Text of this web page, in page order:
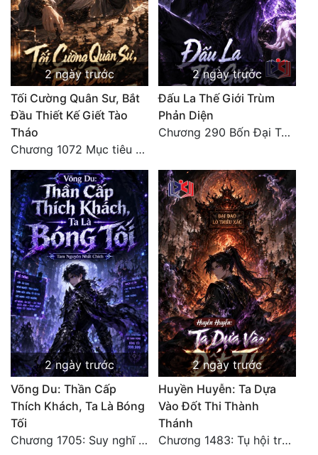
2 ngày trước
Tối Cường Quân Sư, Bắt
Đầu Thiết Kế Giết Tào
Tháo
Chương 1072 Mục tiêu của chúng ta là biển sao trời (2/2)
2 ngày trước
Đấu La Thế Giới Trùm
Phản Diện
Chương 290 Bốn Đại Tông Môn Đơn Thuộc Tính Vô Cùng Thê Lương
2 ngày trước
Võng Du: Thần Cấp
Thích Khách, Ta Là Bóng
Tối
Chương 1705: Suy nghĩ sinh tồn của Vô Danh Tuyết!
2 ngày trước
Huyền Huyễn: Ta Dựa
Vào Đốt Thi Thành
Thánh
Chương 1483: Tụ hội trước đại chiến